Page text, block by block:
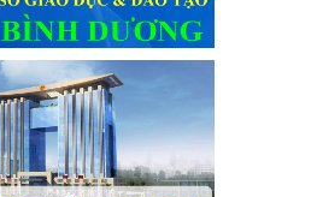
truyền thống học sinh thị xã Bến
2023-2024
thống học sinh thị xã Bến Cát
2024